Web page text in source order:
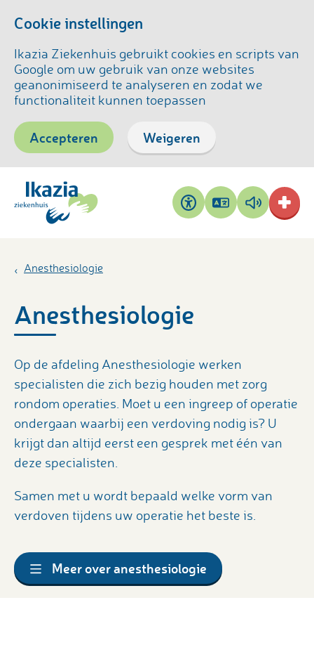
Cookie instellingen
Ikazia Ziekenhuis gebruikt cookies en scripts van
Google om uw gebruik van onze websites
geanonimiseerd te analyseren en zodat we
functionaliteit kunnen toepassen
Accepteren Weigeren
Toegankelijkheid
Pagina
vertalen
Pagina
voorlezen
Anesthesiologie
Anesthesiologie
Op de afdeling Anesthesiologie werken
specialisten die zich bezig houden met zorg
rondom operaties. Moet u een ingreep of operatie
ondergaan waarbij een verdoving nodig is? U
krijgt dan altijd eerst een gesprek met één van
deze specialisten.
Samen met u wordt bepaald welke vorm van
verdoven tijdens uw operatie het beste is.
Meer over anesthesiologie